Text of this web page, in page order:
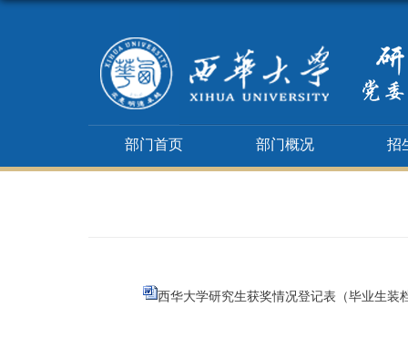
部门首页 部门概况 招
西华大学研究生获奖情况登记表（毕业生装